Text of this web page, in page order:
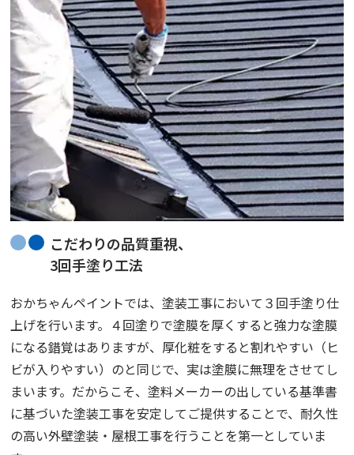
こだわりの品質重視、
3回手塗り工法
おかちゃんペイントでは、塗装工事において３回手塗り仕
上げを行います。４回塗りで塗膜を厚くすると強力な塗膜
になる錯覚はありますが、厚化粧をすると割れやすい（ヒ
ビが入りやすい）のと同じで、実は塗膜に無理をさせてし
まいます。だからこそ、塗料メーカーの出している基準書
に基づいた塗装工事を安定してご提供することで、耐久性
の高い外壁塗装・屋根工事を行うことを第一としていま